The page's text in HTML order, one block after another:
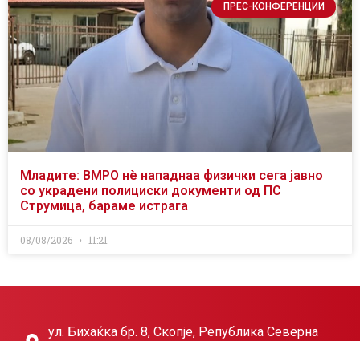
ПРЕС-КОНФЕРЕНЦИИ
Младите: ВМРО нè нападнаа физички сега јавно
со украдени полициски документи од ПС
Струмица, бараме истрага
08/08/2026 11:21
ул. Бихаќка бр. 8, Скопје, Република Северна